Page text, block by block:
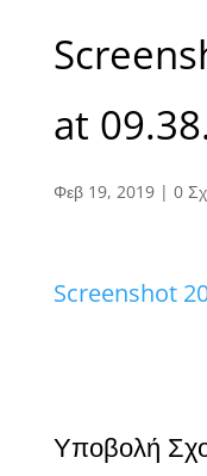
at
Φεβ 19, 2019| 0
Screenshot
Υποβολή